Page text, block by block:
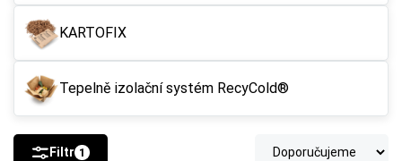
KARTOFIX
Tepelně izolační systém RecyCold®
Filtr 1